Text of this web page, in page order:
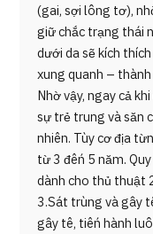
(gai, sợi lông tơ),
giữ chắc trạng thái
dưới da sẽ kích
xung quanh –
Nhờ vậy, ngay cả
sự trẻ trung và săn
nhiên. Tùy cơ địa
từ 3 đến 5 năm.
dành cho thủ thuật
3.Sát trùng và gây
gây tê, tiến hành